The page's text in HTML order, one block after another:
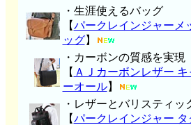
・生涯使えるバッグ
【パークレインジャーメ
ッグ】
・カーボンの質感を実現
【 ＡＪカーボンレザー
ーオール】
・レザーとバリスティッ
【パークレインジャー タ